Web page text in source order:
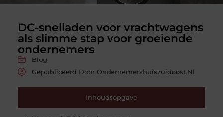
DC-snelladen voor vrachtwagens
als slimme stap voor groeiende
ondernemers
Blog
Gepubliceerd Door Ondernemershuiszuidoost.nl
Inhoudsopgave